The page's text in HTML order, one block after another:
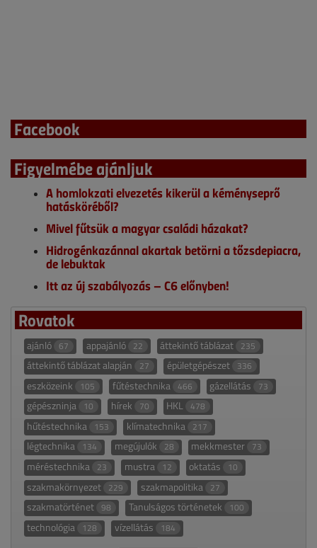
Facebook
Figyelmébe ajánljuk
A homlokzati elvezetés kikerül a kéményseprő
hatásköréből?
Mivel fűtsük a magyar családi házakat?
Hidrogénkazánnal akartak betörni a tőzsdepiacra,
de lebuktak
Itt az új szabályozás – C6 előnyben!
Rovatok
ajánló 67 appajánló 22 áttekintő táblázat 235
áttekintő táblázat alapján 27 épületgépészet 336
eszközeink 105 fűtéstechnika 466 gázellátás 73
gépészninja 10 hírek 70 HKL 478
hűtéstechnika 153 klímatechnika 217
légtechnika 134 megújulók 28 mekkmester 73
méréstechnika 23 mustra 12 oktatás 10
szakmakörnyezet 229 szakmapolitika 27
szakmatörténet 98 Tanulságos történetek 100
technológia 128 vízellátás 184